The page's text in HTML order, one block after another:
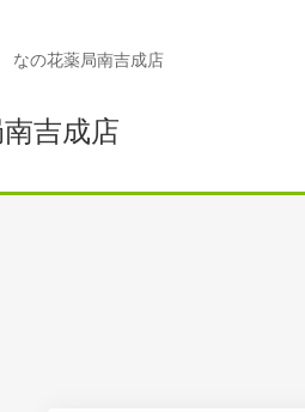
なの花薬局南吉成店
吉成店